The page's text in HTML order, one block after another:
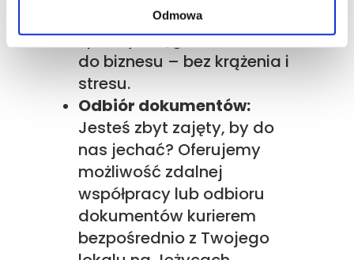
Odmowa
Przyjeżdżasz, załatwiasz
sprawy księgowe i wracasz
do biznesu – bez krążenia i
stresu.
Odbiór dokumentów:
Jesteś zbyt zajęty, by do
nas jechać? Oferujemy
możliwość zdalnej
współpracy lub odbioru
dokumentów kurierem
bezpośrednio z Twojego